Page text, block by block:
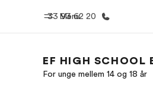
Menu
33 93 62 20
EF HIGH SCHOOL
For unge mellem 14 og 18 år